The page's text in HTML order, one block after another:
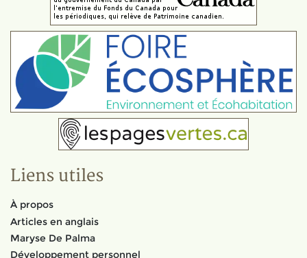
Liens utiles
À propos
Articles en anglais
Maryse De Palma
Développement personnel